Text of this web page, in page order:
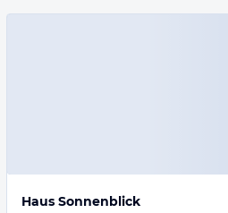
Haus Sonnenblick